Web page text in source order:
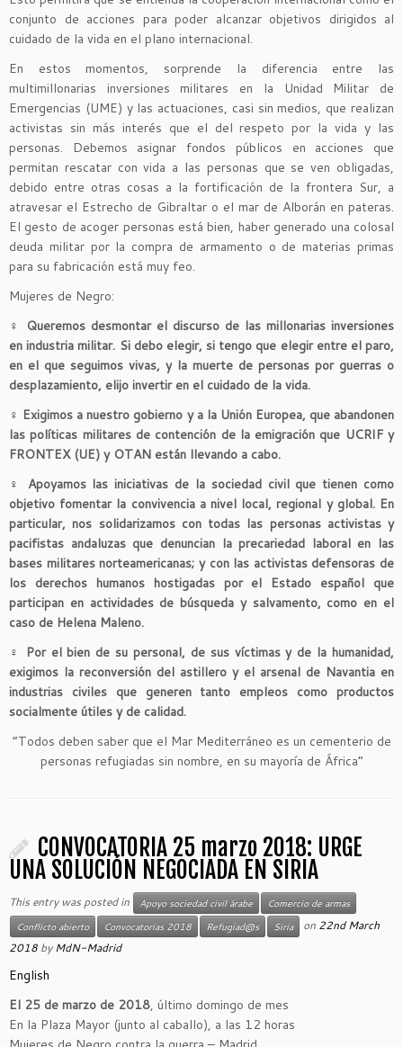
conjunto de acciones para poder alcanzar objetivos dirigidos al
cuidado de la vida en el plano internacional.
En estos momentos, sorprende la diferencia entre las
multimillonarias inversiones militares en la Unidad Militar de
Emergencias (UME) y las actuaciones, casi sin medios, que realizan
activistas sin más interés que el del respeto por la vida y las
personas. Debemos asignar fondos públicos en acciones que
permitan rescatar con vida a las personas que se ven obligadas,
debido entre otras cosas a la fortificación de la frontera Sur, a
atravesar el Estrecho de Gibraltar o el mar de Alborán en pateras.
El gesto de acoger personas está bien, haber generado una colosal
deuda militar por la compra de armamento o de materias primas
para su fabricación está muy feo.
Mujeres de Negro:
♀
Queremos desmontar el discurso de las millonarias inversiones
en industria militar. Si debo elegir, si tengo que elegir entre el paro,
en el que seguimos vivas, y la muerte de personas por guerras o
desplazamiento, elijo invertir en el cuidado de la vida.
♀ Exigimos a nuestro gobierno y a la Unión Europea, que abandonen
las políticas militares de contención de la emigración que UCRIF y
FRONTEX (UE) y OTAN están llevando a cabo.
♀
Apoyamos las iniciativas de la sociedad civil que tienen como
objetivo fomentar la convivencia a nivel local, regional y global. En
particular, nos solidarizamos con todas las personas activistas y
pacifistas andaluzas que denuncian la precariedad laboral en las
bases militares norteamericanas; y con las activistas defensoras de
los derechos humanos hostigadas por el Estado español que
participan en actividades de búsqueda y salvamento, como en el
caso de Helena Maleno.
♀
Por el bien de su personal, de sus víctimas y de la humanidad,
exigimos la reconversión del astillero y el arsenal de Navantia en
industrias civiles que generen tanto empleos como productos
socialmente útiles y de calidad.
“Todos deben saber que el Mar Mediterráneo es un cementerio de
personas refugiadas sin nombre, en su mayoría de África”
CONVOCATORIA 25 marzo 2018: URGE
UNA SOLUCIÓN NEGOCIADA EN SIRIA
This entry was posted in Apoyo sociedad civil árabe
Comercio de armas
Conflicto abierto
Convocatorias 2018 Refugiad@s Siria on 22nd March
2018 byMdN-Madrid
English
El 25 de marzo de 2018, último domingo de mes
En la Plaza Mayor (junto al caballo), a las 12 horas